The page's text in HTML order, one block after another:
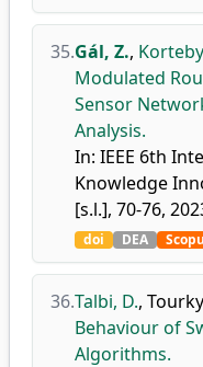
35.Gál, Z.,
Modulated
Sensor
Analysis.
In: IEEE 6th
Knowledge
[s.l.], 70-76,
doi DEA
36.Talbi, D.,
Behaviour of
Algorithms.